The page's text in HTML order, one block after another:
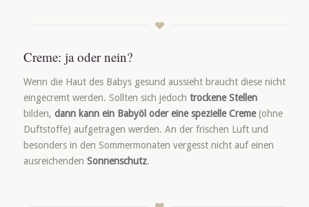
Creme: ja oder nein?
Wenn die Haut des Babys gesund aussieht braucht diese nicht
eingecremt werden. Sollten sich jedoch trockene Stellen
bilden, dann kann ein Babyöl oder eine spezielle Creme(ohne
Duftstoffe) aufgetragen werden. An der frischen Luft und
besonders in den Sommermonaten vergesst nicht auf einen
ausreichenden Sonnenschutz.